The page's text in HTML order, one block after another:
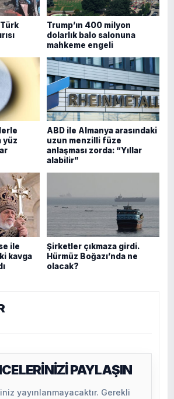
Türk
Trump’ın 400 milyon
dolarlık balo salonuna
mahkeme engeli
yüz
ABD ile Almanya arasındaki
uzun menzilli füze
anlaşması zorda: “Yıllar
alabilir”
ile
kavga
Şirketler çıkmaza girdi.
Hürmüz Boğazı’nda ne
olacak?
PAYLAŞIN
yayınlanmayacaktır. Gerekli